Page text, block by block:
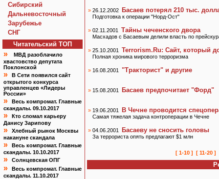
Сибирский
Дальневосточный
Зарубежье
СНГ
Читательский TOП
»
МВД разоблачило
хвастовство депутата
Поклонской
»
В Сети появился сайт
открытого конкурса
управленцев «Лидеры
России»
»
Весь компромат. Главные
скандалы. 09.10.2017
»
Кто сломал карьеру
Данису Зарипову
»
Хлебный рынок Москвы
накануне скандала
»
Весь компромат. Главные
скандалы. 10.10.2017
» Солнцевская ОПГ
»
Весь компромат. Главные
скандалы. 11.10.2017
» 26.12.2002 Басаев потерял 210 тыс.
Подготовка к операции "Норд-Ост"
» 02.11.2001 Тайны чеченского двора
Масхадов с Басаевым делили власть по
» 25.10.2001 Terrorism.Ru: Сайт, который
Полная хроника мирового терроризма
» 16.08.2001 "Тракторист" и другие
» 15.08.2001 Басаев предпочитает "Форд"
» 19.06.2001 В Чечне проводится
Самая тяжелая задача контроперации в Чечне
» 04.06.2001 Басаеву не сносить головы
За террориста опять предлагают $1 млн
[ 1-10 ] [ 11-20 ]